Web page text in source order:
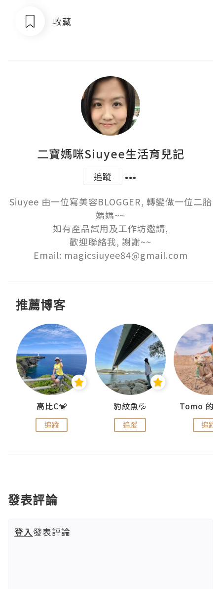
收藏
二寶媽咪Siuyee生活育兒記
追蹤
Siuyee 由一位寫美容BLOGGER, 轉變做一位二胎
媽媽~~
如有產品試用及工作坊邀請,
歡迎聯絡我, 謝謝~~
Email: magicsiuyee84@gmail.com
推薦博客
高比C🐒
追蹤
豹紋魚💦
追蹤 追蹤
發表評論
登入發表評論